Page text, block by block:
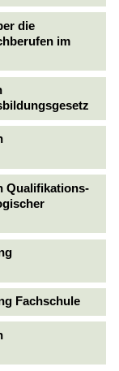
die
im
Qualifikations-
Fachschule